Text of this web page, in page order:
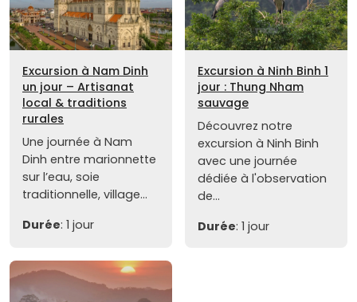
Excursion à Nam Dinh
un jour – Artisanat
local & traditions
rurales
Une journée à Nam
Dinh entre marionnette
sur l’eau, soie
traditionnelle, village...
Durée: 1 jour
Excursion à Ninh Binh 1
jour : Thung Nham
sauvage
Découvrez notre
excursion à Ninh Binh
avec une journée
dédiée à l'observation
de...
Durée: 1 jour